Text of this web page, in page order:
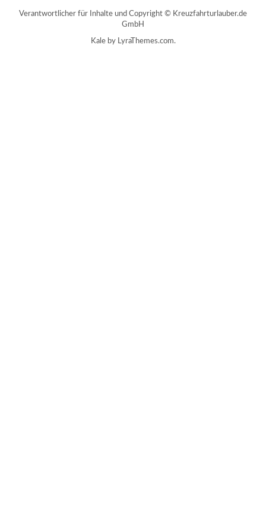
Verantwortlicher für Inhalte und Copyright © Kreuzfahrturlauber.de
GmbH
Kaleby LyraThemes.com.